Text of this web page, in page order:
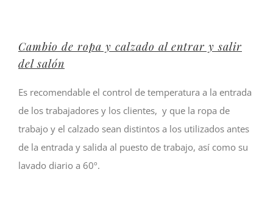
Cambio de ropa y calzado al entrar y salir
del salón
Es recomendable el control de temperatura a la entrada
de los trabajadores y los clientes, y que la ropa de
trabajo y el calzado sean distintos a los utilizados antes
de la entrada y salida al puesto de trabajo, así como su
lavado diario a 60º.